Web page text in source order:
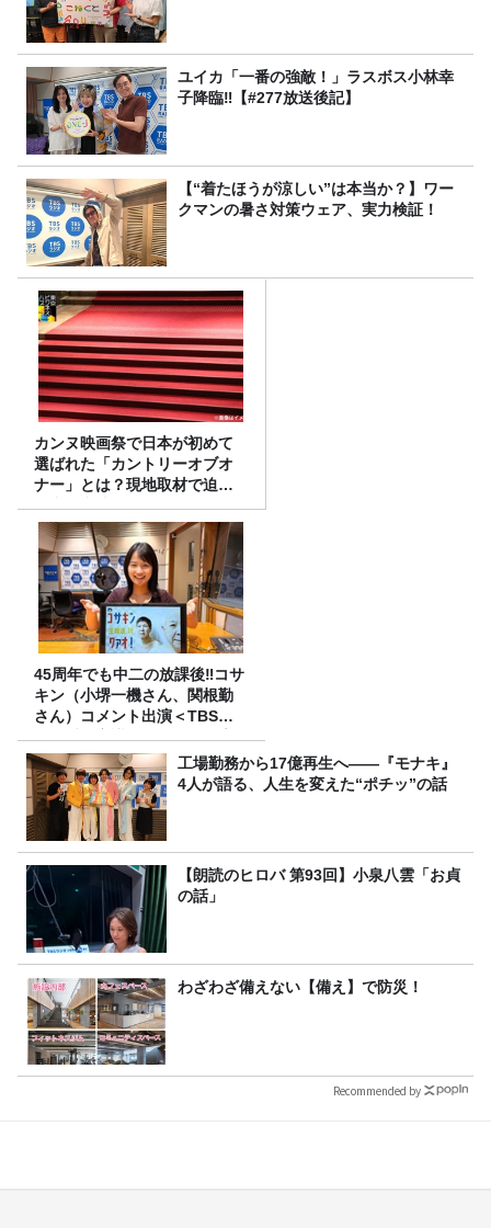
ユイカ「一番の強敵！」ラスボス小林幸
子降臨‼【#277放送後記】
【“着たほうが涼しい”は本当か？】ワー
クマンの暑さ対策ウェア、実力検証！
カンヌ映画祭で日本が初めて
選ばれた「カントリーオブオ
ナー」とは？現地取材で迫る
選出の意味
45周年でも中二の放課後‼コサ
キン（小堺一機さん、関根勤
さん）コメント出演＜TBSラ
ジオ番組審議会からのご報告
＞
工場勤務から17億再生へ——『モナキ』
4人が語る、人生を変えた“ポチッ”の話
【朗読のヒロバ 第93回】小泉八雲「お貞
の話」
わざわざ備えない【備え】で防災！
Recommended by